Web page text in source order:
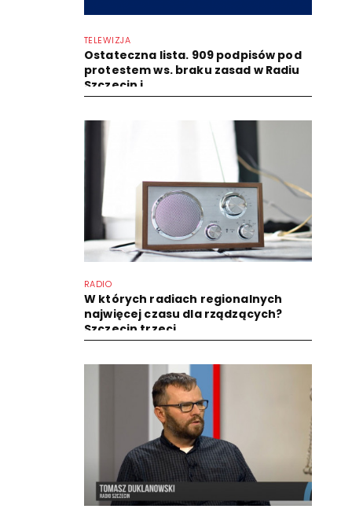
TELEWIZJA
Ostateczna lista. 909 podpisów pod
protestem ws. braku zasad w Radiu
Szczecin i...
RADIO
W których radiach regionalnych
najwięcej czasu dla rządzących?
Szczecin trzeci